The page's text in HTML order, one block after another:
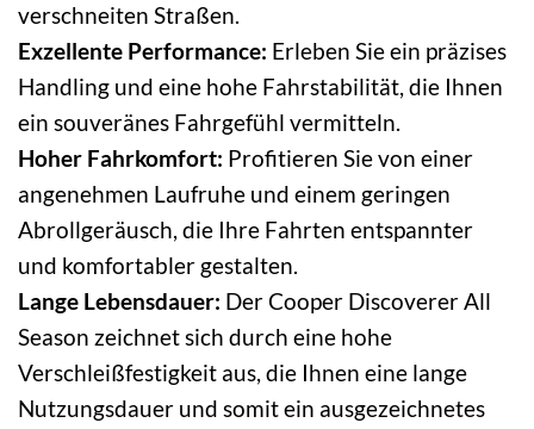
verschneiten Straßen.
Exzellente Performance: Erleben Sie ein präzises
Handling und eine hohe Fahrstabilität, die Ihnen
ein souveränes Fahrgefühl vermitteln.
Hoher Fahrkomfort: Profitieren Sie von einer
angenehmen Laufruhe und einem geringen
Abrollgeräusch, die Ihre Fahrten entspannter
und komfortabler gestalten.
Lange Lebensdauer: Der Cooper Discoverer All
Season zeichnet sich durch eine hohe
Verschleißfestigkeit aus, die Ihnen eine lange
Nutzungsdauer und somit ein ausgezeichnetes